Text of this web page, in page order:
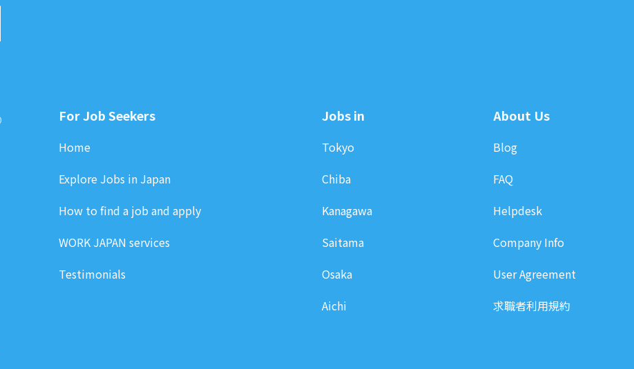
For Job Seekers
Home
Explore Jobs in Japan
How to find a job and apply
WORK JAPAN services
Testimonials
Jobs in
Tokyo
Chiba
Kanagawa
Saitama
Osaka
Aichi
About Us
Blog
FAQ
Helpdesk
Company Info
User Agreement
求職者利用規約